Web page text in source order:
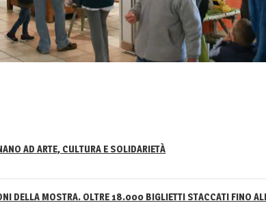
AD ARTE, CULTURA E SOLIDARIETÀ
DELLA MOSTRA. OLTRE 18.000 BIGLIETTI STACCATI FINO